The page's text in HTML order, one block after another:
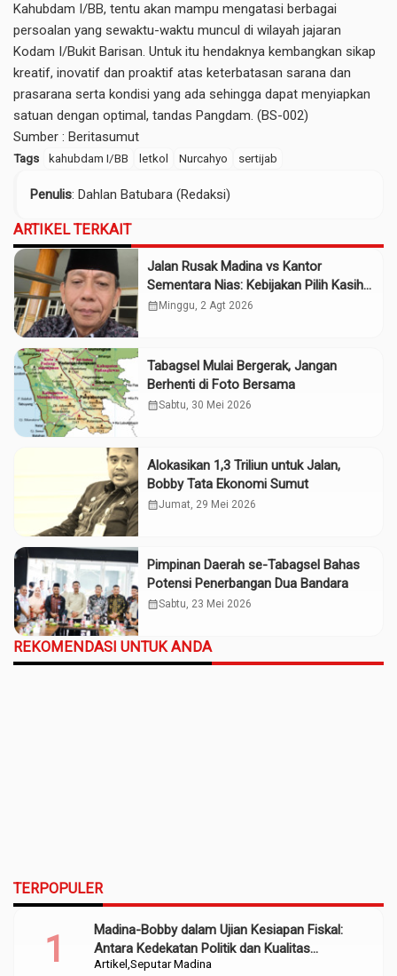
Kahubdam I/BB, tentu akan mampu mengatasi berbagai
persoalan yang sewaktu-waktu muncul di wilayah jajaran
Kodam I/Bukit Barisan. Untuk itu hendaknya kembangkan sikap
kreatif, inovatif dan proaktif atas keterbatasan sarana dan
prasarana serta kondisi yang ada sehingga dapat menyiapkan
satuan dengan optimal, tandas Pangdam. (BS-002)
Sumber : Beritasumut
Tags kahubdam I/BB letkol Nurcahyo sertijab
Penulis: Dahlan Batubara (Redaksi)
ARTIKEL TERKAIT
Jalan Rusak Madina vs Kantor
Sementara Nias: Kebijakan Pilih Kasih
Gubsu
calendar_month Minggu, 2 Agt 2026
Tabagsel Mulai Bergerak, Jangan
Berhenti di Foto Bersama
calendar_monthSabtu, 30 Mei 2026
Alokasikan 1,3 Triliun untuk Jalan,
Bobby Tata Ekonomi Sumut
calendar_monthJumat, 29 Mei 2026
Pimpinan Daerah se-Tabagsel Bahas
Potensi Penerbangan Dua Bandara
calendar_monthSabtu, 23 Mei 2026
REKOMENDASI UNTUK ANDA
TERPOPULER
Artikel Seputar Madina
Madina-Bobby dalam Ujian Kesiapan Fiskal:
Antara Kedekatan Politik dan Kualitas
Perencanaan